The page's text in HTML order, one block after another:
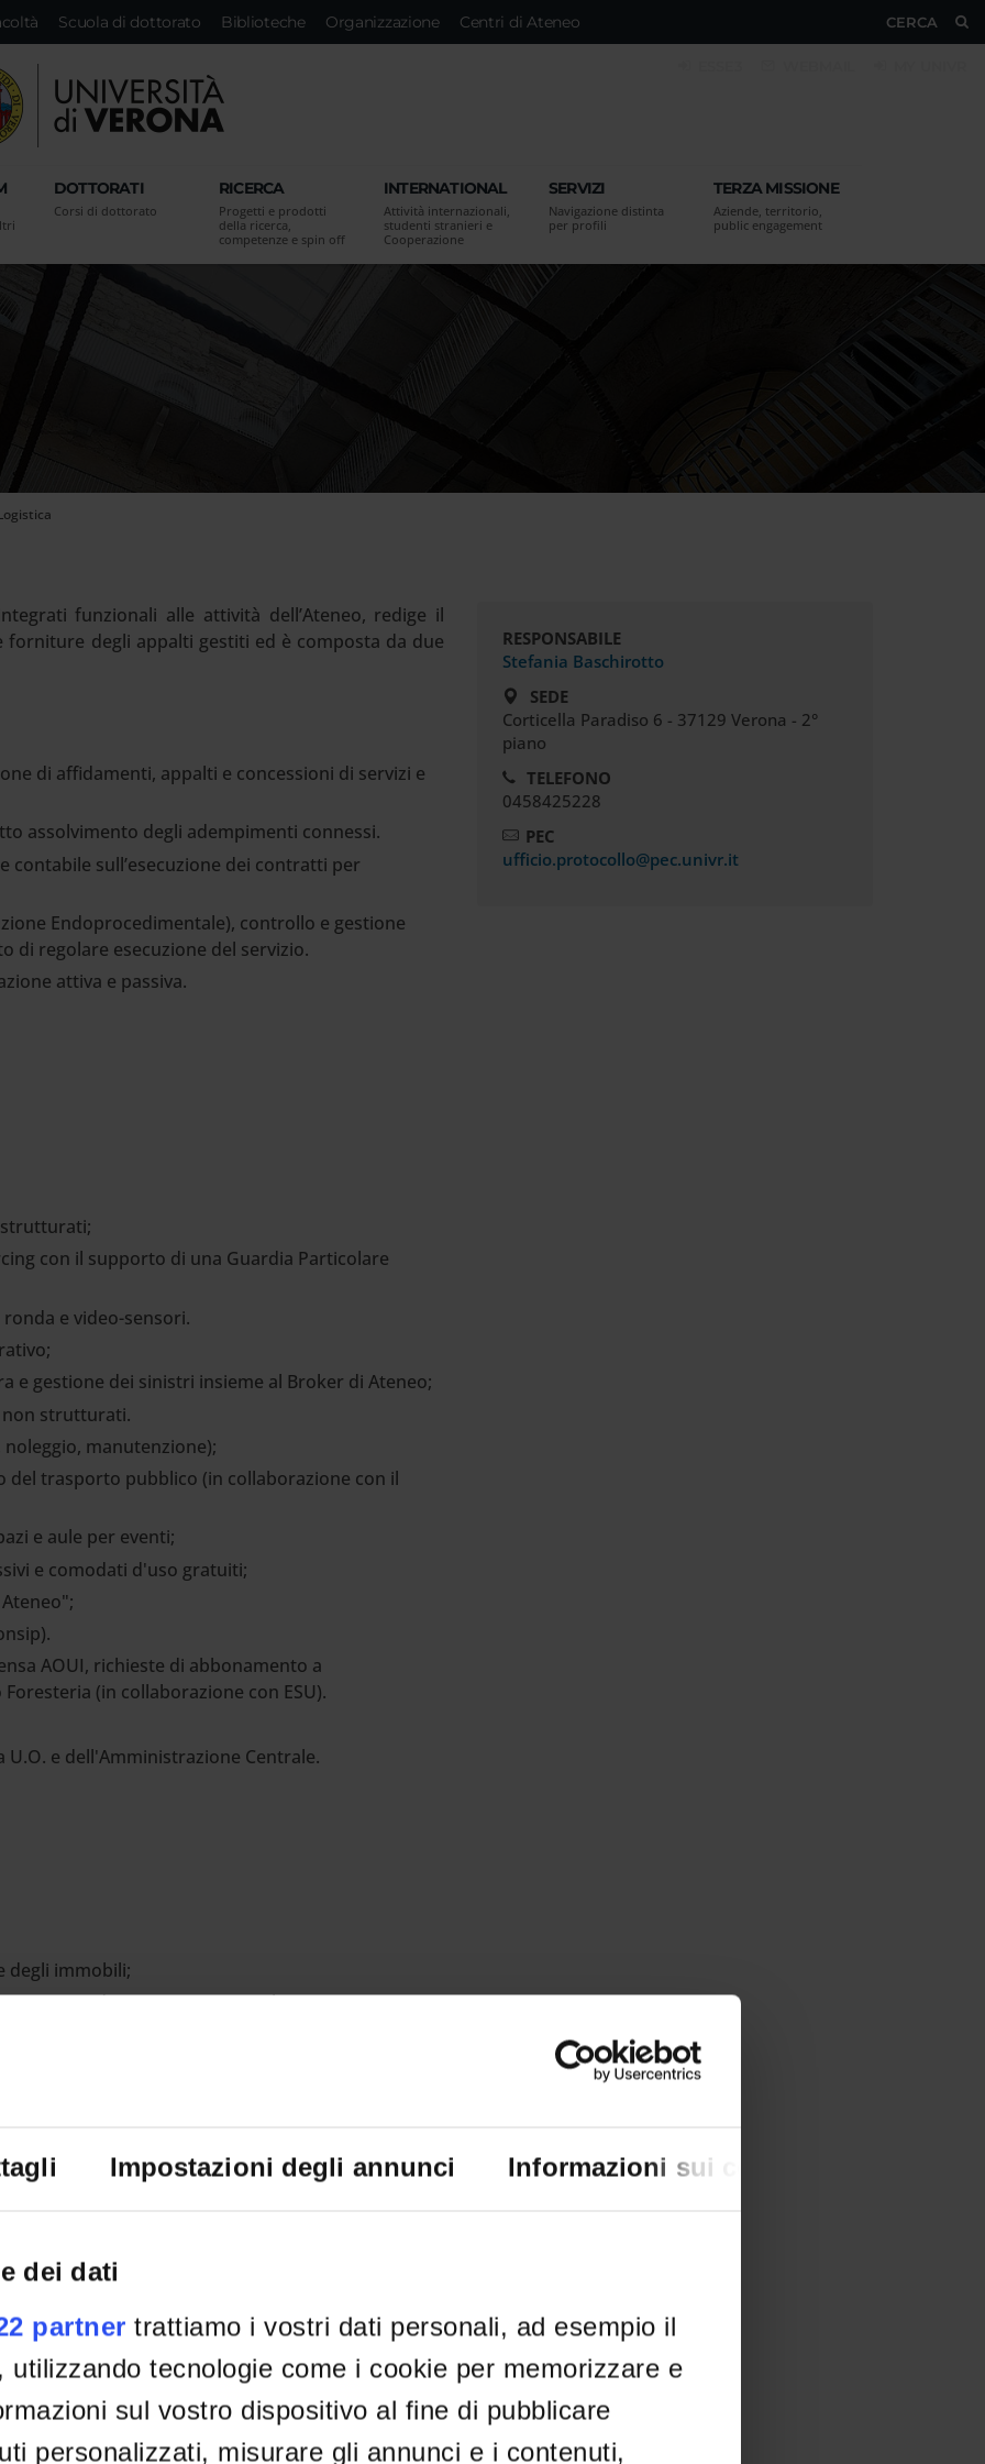
Impostazioni degli annunci Informazioni sui cookie
dei dati
partner trattiamo i vostri dati personali, ad esempio il
utilizzando tecnologie come i cookie per memorizzare e
sul vostro dispositivo al fine di pubblicare
personalizzati, misurare gli annunci e i contenuti,
CERCA
Scuola di dottorato Biblioteche Organizzazione Centri di Ateneo
DOTTORATI
Corsi di dottorato
RICERCA
Progetti e prodotti
della ricerca,
competenze e spin off
INTERNATIONAL
Attività internazionali,
studenti stranieri e
Cooperazione
SERVIZI
Navigazione distinta
per profili
TERZA MISSIONE
Aziende, territorio,
public engagement
funzionali alle attività dell’Ateneo, redige il
degli appalti gestiti ed è composta da due
di affidamenti, appalti e concessioni di servizi e
assolvimento degli adempimenti connessi.
sull’esecuzione dei contratti per
Endoprocedimentale), controllo e gestione
di regolare esecuzione del servizio.
attiva e passiva.
con il supporto di una Guardia Particolare
e video-sensori.
e gestione dei sinistri insieme al Broker di Ateneo;
non strutturati.
manutenzione);
trasporto pubblico (in collaborazione con il
e aule per eventi;
e comodati d'uso gratuiti;
AOUI, richieste di abbonamento a
(in collaborazione con ESU).
e dell'Amministrazione Centrale.
degli immobili;
gestione dei magazzini e piccole manutenzioni
di bevande calde e snack.
e affidamento diretto per la fornitura di carta da
attività specifiche della U.O.
RESPONSABILE
Stefania Baschirotto
SEDE
Corticella Paradiso 6 - 37129 Verona - 2°
piano
TELEFONO
0458425228
PEC
ufficio.protocollo@pec.univr.it